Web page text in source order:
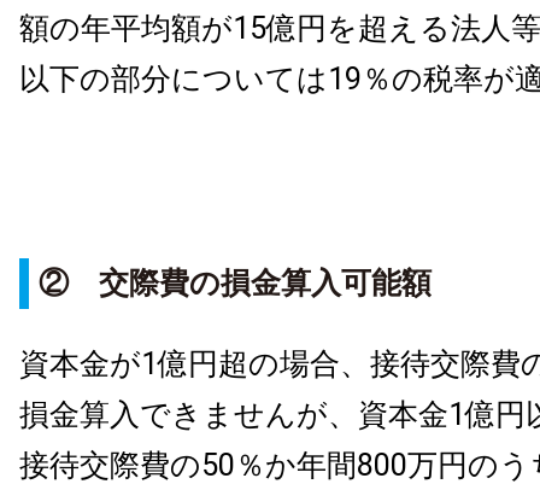
額の年平均額が15億円を超える法人
以下の部分については19％の税率が
② 交際費の損金算入可能額
資本金が1億円超の場合、接待交際費
損金算入できませんが、資本金1億円
接待交際費の50％か年間800万円の